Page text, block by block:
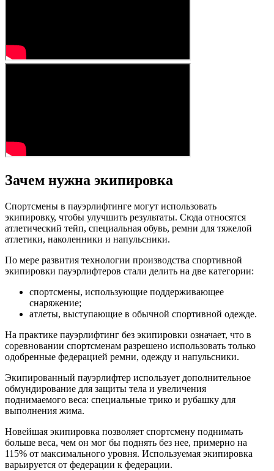
Зачем нужна экипировка
Спортсмены в пауэрлифтинге могут использовать
экипировку, чтобы улучшить результаты. Сюда относятся
атлетический тейп, специальная обувь, ремни для тяжелой
атлетики, наколенники и напульсники.
По мере развития технологии производства спортивной
экипировки пауэрлифтеров стали делить на две категории:
спортсмены, использующие поддерживающее
снаряжение;
атлеты, выступающие в обычной спортивной одежде.
На практике пауэрлифтинг без экипировки означает, что в
соревновании спортсменам разрешено использовать только
одобренные федерацией ремни, одежду и напульсники.
Экипированный пауэрлифтер использует дополнительное
обмундирование для защиты тела и увеличения
поднимаемого веса: специальные трико и рубашку для
выполнения жима.
Новейшая экипировка позволяет спортсмену поднимать
больше веса, чем он мог бы поднять без нее, примерно на
115% от максимального уровня. Используемая экипировка
варьируется от федерации к федерации.